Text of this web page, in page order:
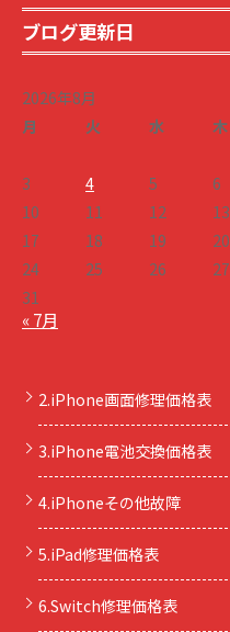
ブログ更新日
2026年8月
月
火 水 木
3
4 5 6
10
11 12 13
17
18 19 20
24
25 26 27
31
« 7月
2.iPhone画面修理価格表
3.iPhone電池交換価格表
4.iPhoneその他故障
5.iPad修理価格表
6.Switch修理価格表